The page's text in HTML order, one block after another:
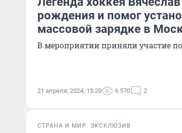
рождения и помог
массовой зарядке в
В мероприятии приняли участие
21 апреля, 2024, 15:20 6 570 2
СТРАНА И МИР ЭКСКЛЮЗИВ